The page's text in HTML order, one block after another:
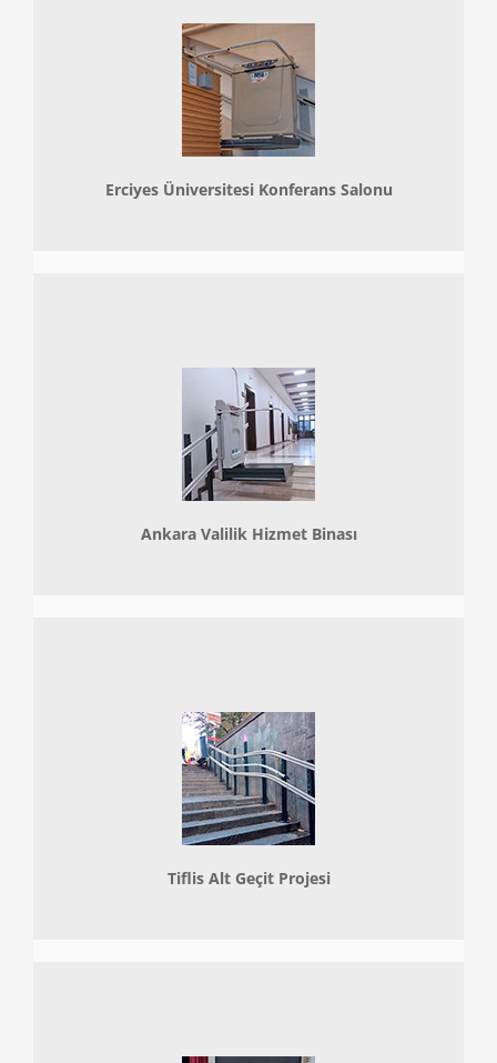
Erciyes Üniversitesi Konferans Salonu
Ankara Valilik Hizmet Binası
Tiflis Alt Geçit Projesi